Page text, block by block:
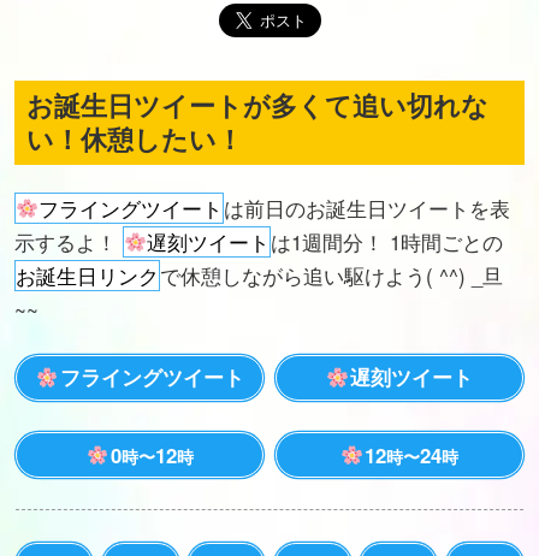
お誕生日ツイートが多くて追い切れな
い！休憩したい！
フライングツイート は前日のお誕生日ツイートを表
示するよ！
遅刻ツイート は1週間分！ 1時間ごとの
お誕生日リンク で休憩しながら追い駆けよう( ^^) _旦
~~
フライングツイート 遅刻ツイート
0時〜12時 12時〜24時